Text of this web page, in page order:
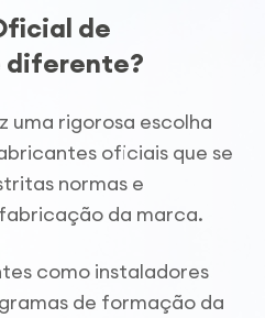
de
diferente?
uma rigorosa escolha
oficiais que se
normas e
da marca.
como instaladores
de formação da